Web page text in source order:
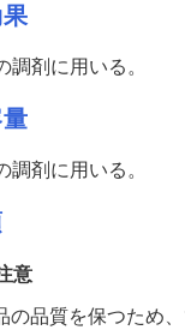
調剤に用いる。
調剤に用いる。
意
品質を保つため、